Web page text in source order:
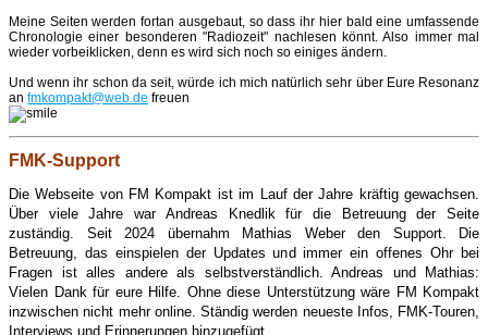
Meine Seiten werden fortan ausgebaut, so dass ihr hier bald eine umfassende
Chronologie einer besonderen "Radiozeit" nachlesen könnt. Also immer mal
wieder vorbeiklicken, denn es wird sich noch so einiges ändern.
Und wenn ihr schon da seit, würde ich mich natürlich sehr über Eure Resonanz
an fmkompakt@web.de freuen
FMK-Support
Die Webseite von FM Kompakt ist im Lauf der Jahre kräftig gewachsen.
Über viele Jahre war Andreas Knedlik für die Betreuung der Seite
zuständig. Seit 2024 übernahm Mathias Weber den Support. Die
Betreuung, das einspielen der Updates und immer ein offenes Ohr bei
Fragen ist alles andere als selbstverständlich. Andreas und Mathias:
Vielen Dank für eure Hilfe. Ohne diese Unterstützung wäre FM Kompakt
inzwischen nicht mehr online. Ständig werden neueste Infos, FMK-Touren,
Interviews und Erinnerungen hinzugefügt.